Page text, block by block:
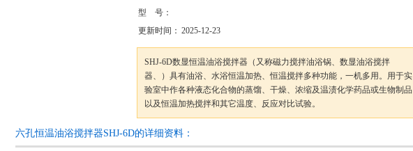
型 号：
更新时间： 2025-12-23
SHJ-6D数显恒温油浴搅拌器（又称磁力搅拌油浴锅、数显油浴搅拌
器、）具有油浴、水浴恒温加热、恒温搅拌多种功能，一机多用。用于实
验室中作各种液态化合物的蒸馏、干燥、浓缩及温渍化学药品或生物制品
以及恒温加热搅拌和其它温度、反应对比试验。
六孔恒温油浴搅拌器SHJ-6D的详细资料：